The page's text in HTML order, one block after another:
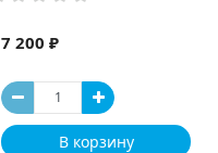
7 200 ₽
В корзину